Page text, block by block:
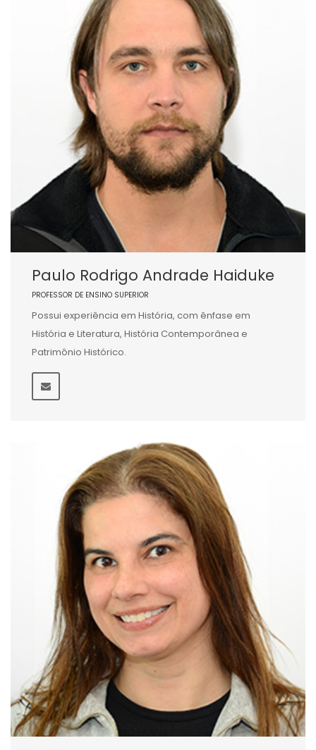
Paulo Rodrigo Andrade Haiduke
PROFESSOR DE ENSINO SUPERIOR
Possui experiência em História, com ênfase em
História e Literatura, História Contemporânea e
Patrimônio Histórico.